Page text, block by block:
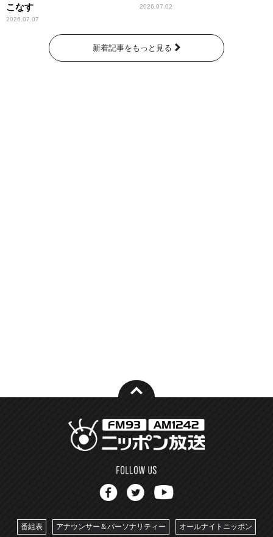
こなす
2026.07.07
2026.07.02
新着記事をもっと見る
番組表 アナウンサー＆パーソナリティー オールナイトニッポン